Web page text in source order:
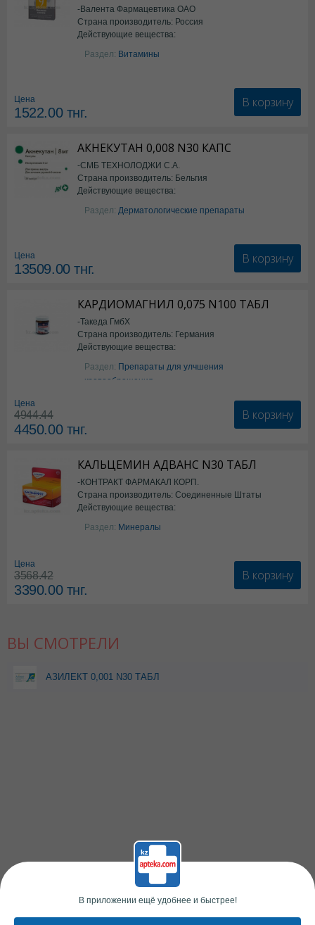
-Валента Фармацевтика ОАО
Страна производитель: Россия
Действующие вещества:
фолиевая кислота
Раздел: Витамины
Цена
1522.00тнг.
В корзину
АКНЕКУТАН 0,008 N30 КАПС
-СМБ ТЕХНОЛОДЖИ С.А.
Страна производитель: Бельгия
Действующие вещества:
Изотретиноин
Раздел: Дерматологические препараты
Цена
13509.00тнг.
В корзину
КАРДИОМАГНИЛ 0,075 N100 ТАБЛ
-Такеда ГмбХ
Страна производитель: Германия
Действующие вещества:
ацетилсалициловая кислота
Раздел: Препараты для улчшения
кровообращения
Цена
4944.44
4450.00тнг.
В корзину
КАЛЬЦЕМИН АДВАНС N30 ТАБЛ
-КОНТРАКТ ФАРМАКАЛ КОРП.
Страна производитель: Соединенные Штаты
Америки
Действующие вещества:
Колекальциферол+Кальция
карбонат
Раздел: Минералы
Цена
3568.42
3390.00тнг.
В корзину
ВЫ СМОТРЕЛИ
АЗИЛЕКТ 0,001 N30 ТАБЛ
В приложении ещё удобнее и быстрее!